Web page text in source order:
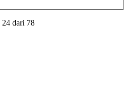
24 dari 78